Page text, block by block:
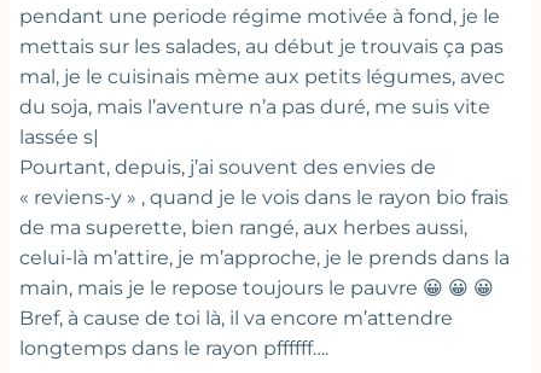
pendant une periode régime motivée à fond, je le
mettais sur les salades, au début je trouvais ça pas
mal, je le cuisinais mème aux petits légumes, avec
du soja, mais l’aventure n’a pas duré, me suis vite
lassée s|
Pourtant, depuis, j’ai souvent des envies de
« reviens-y » , quand je le vois dans le rayon bio frais
de ma superette, bien rangé, aux herbes aussi,
celui-là m’attire, je m’approche, je le prends dans la
main, mais je le repose toujours le pauvre 😀 😀 😀
Bref, à cause de toi là, il va encore m’attendre
longtemps dans le rayon pffffff….